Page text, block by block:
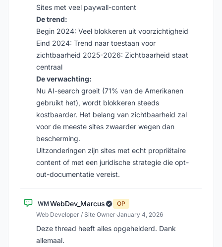
Sites met veel paywall-content
De trend:
Begin 2024: Veel blokkeren uit voorzichtigheid
Eind 2024: Trend naar toestaan voor
zichtbaarheid 2025-2026: Zichtbaarheid staat
centraal
De verwachting:
Nu AI-search groeit (71% van de Amerikanen
gebruikt het), wordt blokkeren steeds
kostbaarder. Het belang van zichtbaarheid zal
voor de meeste sites zwaarder wegen dan
bescherming.
Uitzonderingen zijn sites met echt propriëtaire
content of met een juridische strategie die opt-
out-documentatie vereist.
WMWebDev_Marcus
OP
Web Developer / Site Owner·January 4, 2026
Deze thread heeft alles opgehelderd. Dank
allemaal.